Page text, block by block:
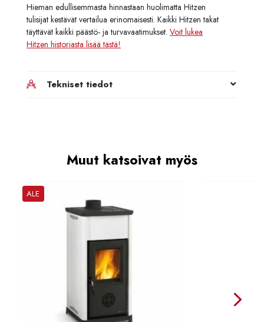
Hieman edullisemmasta hinnastaan huolimatta Hitzen
tulisijat kestävät vertailua erinomaisesti. Kaikki Hitzen takat
täyttävät kaikki päästö- ja turvavaatimukset. Voit lukea
Hitzen historiasta lisää tästä!
Tekniset tiedot
Muut katsoivat myös
ALE